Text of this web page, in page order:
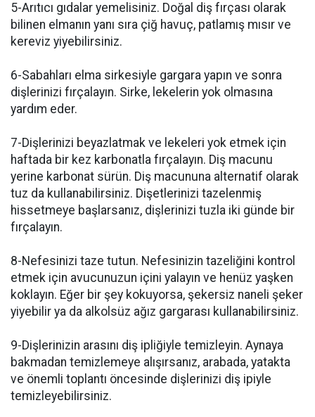
5-Arıtıcı gıdalar yemelisiniz. Doğal diş fırçası olarak
bilinen elmanın yanı sıra çiğ havuç, patlamış mısır ve
kereviz yiyebilirsiniz.
6-Sabahları elma sirkesiyle gargara yapın ve sonra
dişlerinizi fırçalayın. Sirke, lekelerin yok olmasına
yardım eder.
7-Dişlerinizi beyazlatmak ve lekeleri yok etmek için
haftada bir kez karbonatla fırçalayın. Diş macunu
yerine karbonat sürün. Diş macununa alternatif olarak
tuz da kullanabilirsiniz. Dişetlerinizi tazelenmiş
hissetmeye başlarsanız, dişlerinizi tuzla iki günde bir
fırçalayın.
8-Nefesinizi taze tutun. Nefesinizin tazeliğini kontrol
etmek için avucunuzun içini yalayın ve henüz yaşken
koklayın. Eğer bir şey kokuyorsa, şekersiz naneli şeker
yiyebilir ya da alkolsüz ağız gargarası kullanabilirsiniz.
9-Dişlerinizin arasını diş ipliğiyle temizleyin. Aynaya
bakmadan temizlemeye alışırsanız, arabada, yatakta
ve önemli toplantı öncesinde dişlerinizi diş ipiyle
temizleyebilirsiniz.